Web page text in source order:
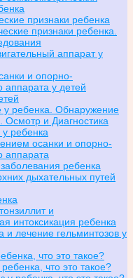
признаки ребенка
признаки ребенка.
аппарат у
и опорно-
аппарата у детей
у ребенка. Обнаружение
Осмотр и Диагностика
у ребенка
осанки и опорно-
аппарата
ребенка
дыхательных путей
и
интоксикация ребенка
и лечение гельминтозов у
что это такое?
что это такое?